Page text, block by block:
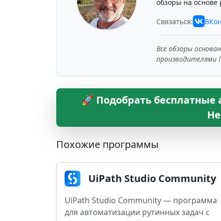
обзоры на основе
Связаться:
Все обзоры
производителями
🚀 Подобрать
Похожие программы
UiPath Studio Community
UiPath Studio Community — программа
для автоматизации рутинных задач с